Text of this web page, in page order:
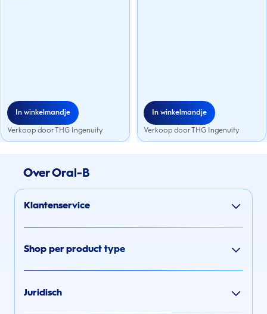
In winkelmandje
Verkoop door THG Ingenuity
In winkelmandje
Verkoop door THG Ingenuity
Over Oral-B
Klantenservice
Shop per product type
Juridisch